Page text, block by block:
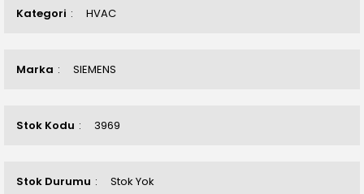
Kategori HVAC
Marka SIEMENS
Stok Kodu 3969
Stok Durumu Stok Yok